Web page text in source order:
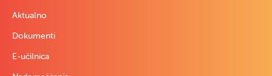
Aktualno
Dokumenti
E-učilnica